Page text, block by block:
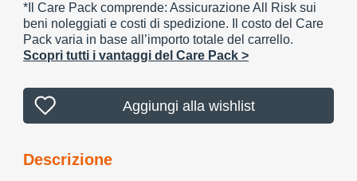
*Il Care Pack comprende: Assicurazione All Risk sui
beni noleggiati e costi di spedizione. Il costo del Care
Pack varia in base all’importo totale del carrello.
Scopri tutti i vantaggi del Care Pack >
Aggiungi alla wishlist
Descrizione